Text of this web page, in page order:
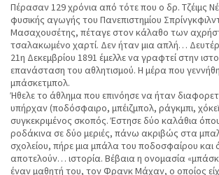
Πέρασαν 129 χρόνια από τότε που ο δρ. Τζέιμς
φυσικής αγωγής του Πανεπιστημίου
Μασαχουσέτης, πέταγε στον κάλαθο των
τσαλακωμένο χαρτί. Δεν ήταν μια απλή…
21η Δεκεμβρίου 1891 έμελλε να γραφτεί στην
επανάσταση του αθλητισμού. Η μέρα που
μπάσκετμπολ.
Ήθελε το άθλημα που επινόησε να ήταν
υπήρχαν (ποδόσφαιρο, μπέιζμπολ, ράγκμπι,
συγκεκριμένος σκοπός. Έστησε δύο καλάθια
ροδάκινα σε δύο μεριές, πάνω ακριβώς στα
σχολείου, πήρε μια μπάλα του ποδοσφαίρου
αποτελούν… ιστορία. Βέβαια η ονομασία
έναν μαθητή του, τον Φρανκ Μάχαν, ο οποίος